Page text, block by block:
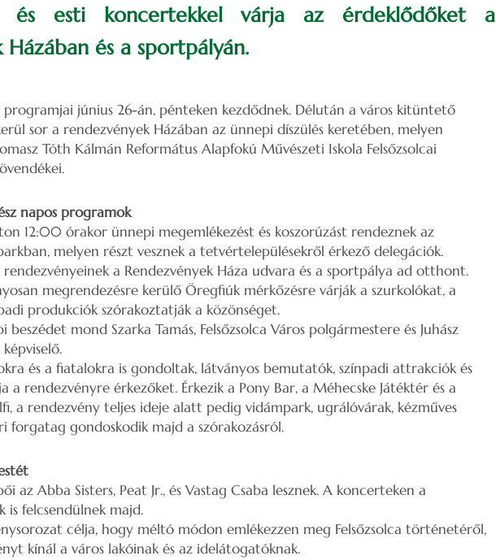
és esti koncertekkel várja az érdeklődőket a
Házában és a sportpályán.
programjai június 26-án, pénteken kezdődnek. Délután a város kitüntető
sor a rendezvények Házában az ünnepi díszülés keretében, melyen
Tóth Kálmán Református Alapfokú Művészeti Iskola Felsőzsolcai
napos programok
12:00 órakor ünnepi megemlékezést és koszorúzást rendeznek az
melyen részt vesznek a tetvértelepülésekről érkező delegációk.
a Rendezvények Háza udvara és a sportpálya ad otthont.
megrendezésre kerülő Öregfiúk mérkőzésre várják a szurkolókat, a
produkciók szórakoztatják a közönséget.
beszédet mond Szarka Tamás, Felsőzsolca Város polgármestere és Juhász
és a fiatalokra is gondoltak, látványos bemutatók, színpadi attrakciók és
a rendezvényre érkezőket. Érkezik a Pony Bar, a Méhecske Játéktér és a
a rendezvény teljes ideje alatt pedig vidámpark, ugrálóvárak, kézműves
forgatag gondoskodik majd a szórakozásról.
az Abba Sisters, Peat Jr., és Vastag Csaba lesznek. A koncerteken a
is felcsendülnek majd.
célja, hogy méltó módon emlékezzen meg Felsőzsolca történetéről,
kínál a város lakóinak és az idelátogatóknak.